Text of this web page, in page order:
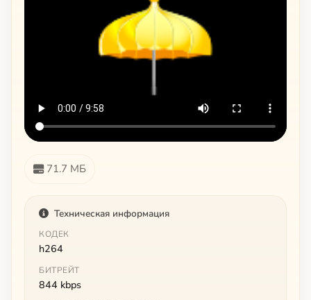
71.7 МБ
Техническая информация
КОДЕК
h264
БИТРЕЙТ
844 kbps